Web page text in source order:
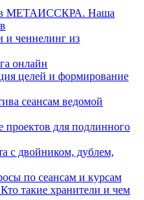
МЕТАИССКРА. Наша
ченнелинг из
онлайн
целей и формирование
сеансам ведомой
проектов для подлинного
с двойником, дублем,
по сеансам и курсам
такие хранители и чем